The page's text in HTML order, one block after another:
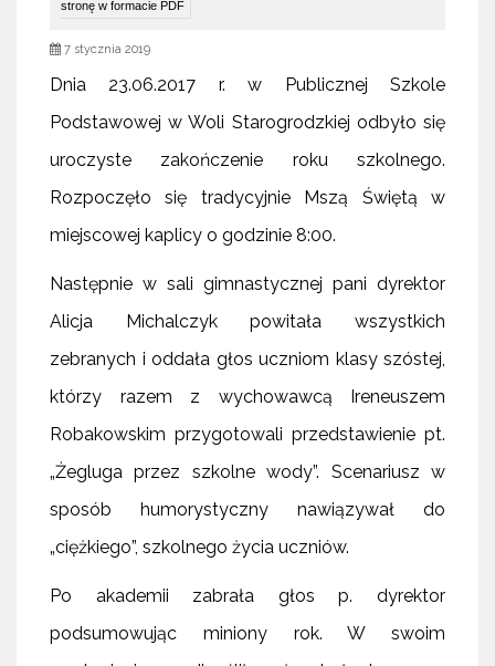
stronę w formacie PDF
7 stycznia 2019
Dnia 23.06.2017 r. w Publicznej Szkole
Podstawowej w Woli Starogrodzkiej odbyło się
uroczyste zakończenie roku szkolnego.
Rozpoczęło się tradycyjnie Mszą Świętą w
miejscowej kaplicy o godzinie 8:00.
Następnie w sali gimnastycznej pani dyrektor
Alicja Michalczyk powitała wszystkich
zebranych i oddała głos uczniom klasy szóstej,
którzy razem z wychowawcą Ireneuszem
Robakowskim przygotowali przedstawienie pt.
„Żegluga przez szkolne wody”. Scenariusz w
sposób humorystyczny nawiązywał do
„ciężkiego”, szkolnego życia uczniów.
Po akademii zabrała głos p. dyrektor
podsumowując miniony rok. W swoim